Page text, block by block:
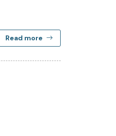
Read more